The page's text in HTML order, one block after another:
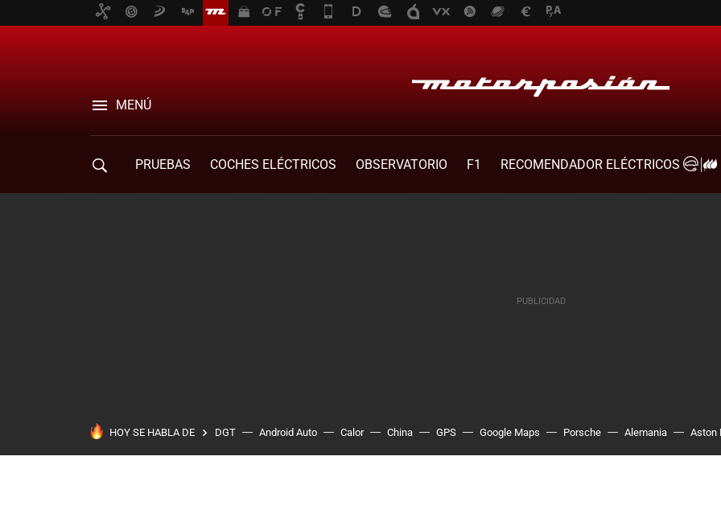
MENÚ
PRUEBAS COCHES ELÉCTRICOS OBSERVATORIO F1
RECOMENDADOR ELÉCTRICOS
HOY SE HABLA DE DGT Android Auto Calor China GPS Google Maps Porsche Alemania Aston